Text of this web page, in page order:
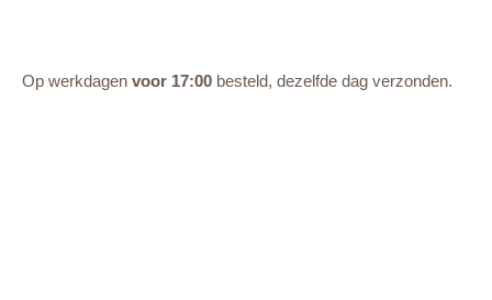
Op werkdagen voor 17:00 besteld, dezelfde dag verzonden.